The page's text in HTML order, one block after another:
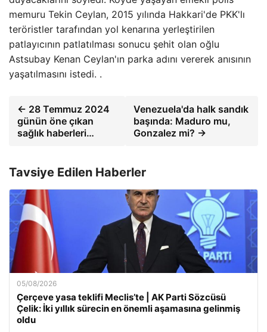
memuru Tekin Ceylan, 2015 yılında Hakkari'de PKK'lı
teröristler tarafından yol kenarına yerleştirilen
patlayıcının patlatılması sonucu şehit olan oğlu
Astsubay Kenan Ceylan'ın parka adını vererek anısının
yaşatılmasını istedi. .
← 28 Temmuz 2024
günün öne çıkan
sağlık haberleri…
Venezuela'da halk sandık
başında: Maduro mu,
Gonzalez mi? →
Tavsiye Edilen Haberler
05/08/2026
Çerçeve yasa teklifi Meclis’te | AK Parti Sözcüsü
Çelik: İki yıllık sürecin en önemli aşamasına gelinmiş
oldu